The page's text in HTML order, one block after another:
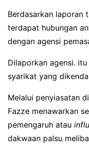
Berdasarkan laporan
terdapat hubungan
dengan agensi
Dilaporkan agensi.
syarikat yang
Melalui penyiasatan
Fazze menawarkan
pemengaruh atau
dakwaan palsu